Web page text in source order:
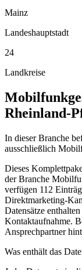
Mainz
Landeshauptstadt
24
Landkreise
Rheinland-
In dieser Branche
ausschließlich
Dieses
der Branche
verfügen 112
Direktmarketing-
Datensätze
Kontaktaufnahme.
Ansprechpartner
Was enthält das